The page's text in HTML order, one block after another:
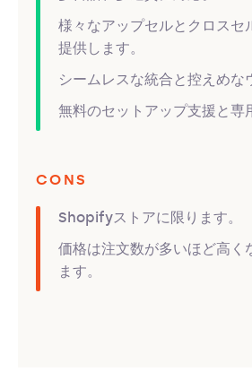
様々なアップセルとクロスセ
提供します。
シームレスな統合と控えめな
無料のセットアップ支援と専
CONS
Shopifyストアに限ります。
価格は注文数が多いほど高く
ます。